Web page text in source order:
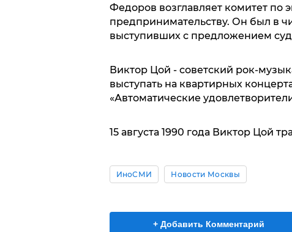
Федоров возглавляет комитет по
предпринимательству. Он был в
выступивших с предложением
Виктор Цой - советский рок-
выступать на квартирных
«Автоматические
15 августа 1990 года Виктор Цой
ИноСМИ Новости Москвы
+ Добавить Комментарий